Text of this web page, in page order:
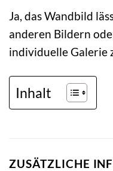
Ja, das Wandbild
anderen Bildern
individuelle Galerie
Inhalt
ZUSÄTZLICHE